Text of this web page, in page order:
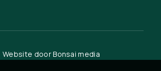
Website doorBonsai media